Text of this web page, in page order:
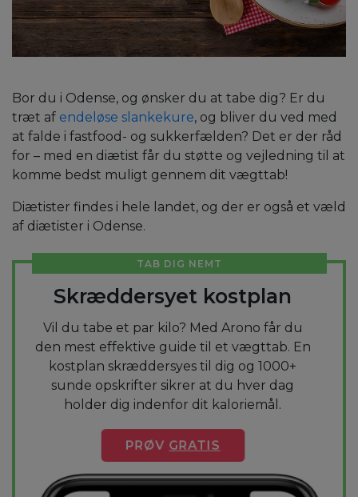
Bor du i Odense, og ønsker du at tabe dig? Er du
træt af endeløse slankekure, og bliver du ved med
at falde i fastfood- og sukkerfælden? Det er der råd
for – med en diætist får du støtte og vejledning til at
komme bedst muligt gennem dit vægttab!
Diætister findes i hele landet, og der er også et væld
af diætister i Odense.
TAB DIG NEMT
Skræddersyet kostplan
Vil du tabe et par kilo? Med Arono får du
den mest effektive guide til et vægttab. En
kostplan skræddersyes til dig og 1000+
sunde opskrifter sikrer at du hver dag
holder dig indenfor dit kaloriemål.
PRØV GRATIS